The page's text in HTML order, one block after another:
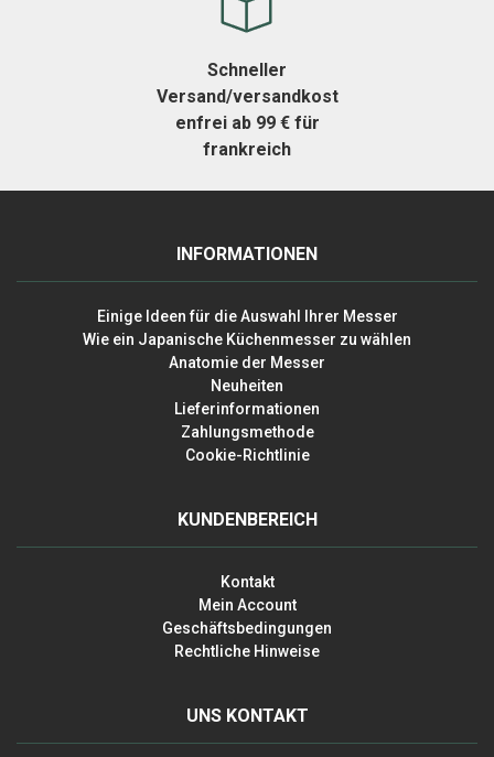
Schneller
Versand/versandkost
enfrei ab 99 € für
frankreich
INFORMATIONEN
Einige Ideen für die Auswahl Ihrer Messer
Wie ein Japanische Küchenmesser zu wählen
Anatomie der Messer
Neuheiten
Lieferinformationen
Zahlungsmethode
Cookie-Richtlinie
KUNDENBEREICH
Kontakt
Mein Account
Geschäftsbedingungen
Rechtliche Hinweise
UNS KONTAKT